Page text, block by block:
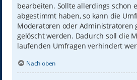
bearbeiten. Sollte allerdings schon
abgestimmt haben, so kann die
Moderatoren oder Administratoren
gelöscht werden. Dadurch soll die
laufenden Umfragen verhindert
Nach oben